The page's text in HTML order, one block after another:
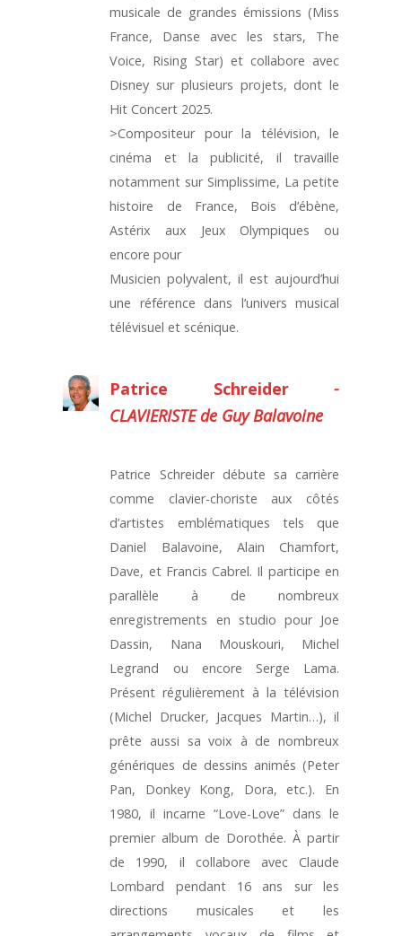
musicale de grandes émissions (Miss
France, Danse avec les stars, The
Voice, Rising Star) et collabore avec
Disney sur plusieurs projets, dont le
Hit Concert 2025.
>Compositeur pour la télévision, le
cinéma et la publicité, il travaille
notamment sur Simplissime, La petite
histoire de France, Bois d’ébène,
Astérix aux Jeux Olympiques ou
encore pour
Musicien polyvalent, il est aujourd’hui
une référence dans l’univers musical
télévisuel et scénique.
Patrice Schreider
-
CLAVIERISTE de Guy Balavoine
Patrice Schreider débute sa carrière
comme clavier-choriste aux côtés
d’artistes emblématiques tels que
Daniel Balavoine, Alain Chamfort,
Dave, et Francis Cabrel. Il participe en
parallèle à de nombreux
enregistrements en studio pour Joe
Dassin, Nana Mouskouri, Michel
Legrand ou encore Serge Lama.
Présent régulièrement à la télévision
(Michel Drucker, Jacques Martin…), il
prête aussi sa voix à de nombreux
génériques de dessins animés (Peter
Pan, Donkey Kong, Dora, etc.). En
1980, il incarne “Love-Love” dans le
premier album de Dorothée. À partir
de 1990, il collabore avec Claude
Lombard pendant 16 ans sur les
directions musicales et les